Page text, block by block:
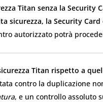
Titan senza la Security
sicurezza, la Security
autorizzato potrà
Titan rispetto a
contro la duplicazione
, e un controllo assoluto